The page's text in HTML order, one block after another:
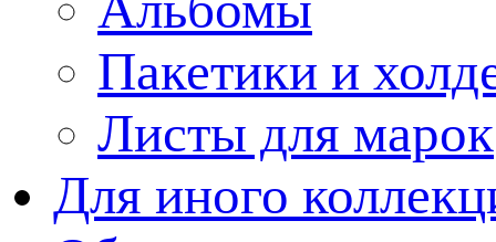
Пакетики и
Листы для марок
Для иного